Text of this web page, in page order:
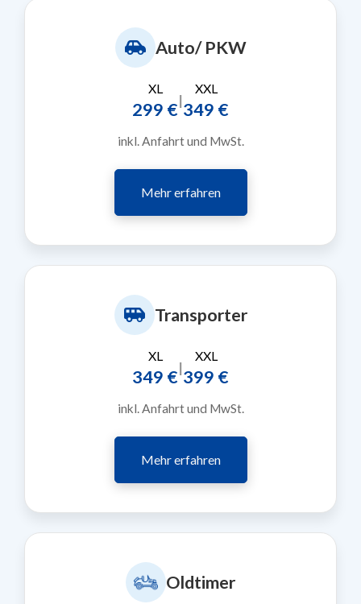
Auto/ PKW
XL
299 €|
XXL
349 €
inkl. Anfahrt und MwSt.
Mehr erfahren
Transporter
XL
349 €|
XXL
399 €
inkl. Anfahrt und MwSt.
Mehr erfahren
Oldtimer